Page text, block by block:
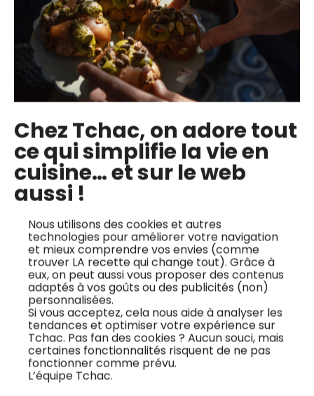
Chez Tchac, on adore tout
ce qui simplifie la vie en
cuisine… et sur le web
aussi !
Nous utilisons des cookies et autres
technologies pour améliorer votre navigation
et mieux comprendre vos envies (comme
trouver LA recette qui change tout). Grâce à
eux, on peut aussi vous proposer des contenus
adaptés à vos goûts ou des publicités (non)
personnalisées.
Si vous acceptez, cela nous aide à analyser les
tendances et optimiser votre expérience sur
Tchac. Pas fan des cookies ? Aucun souci, mais
certaines fonctionnalités risquent de ne pas
fonctionner comme prévu.
L’équipe Tchac.
Les cours en ligne du chef
Croque-Monsieur
maison
Découvrez comment
préparer le fameux
Croque-Monsieur, un
Blanchir et glacer
des poireaux
Le chef Eric Teyant
vous partage la